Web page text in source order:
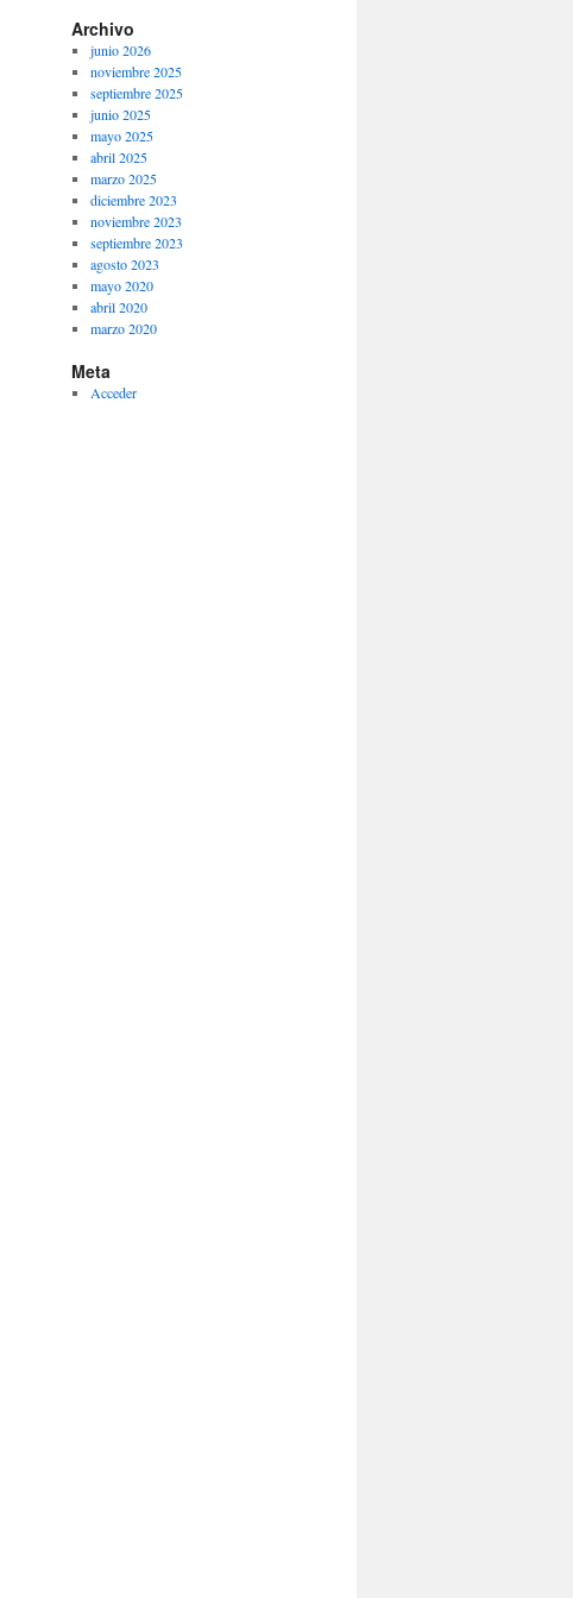
Archivo
junio 2026
noviembre 2025
septiembre 2025
junio 2025
mayo 2025
abril 2025
marzo 2025
diciembre 2023
noviembre 2023
septiembre 2023
agosto 2023
mayo 2020
abril 2020
marzo 2020
Meta
Acceder